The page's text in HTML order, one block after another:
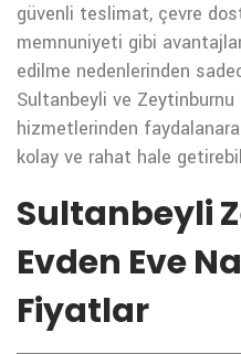
güvenli teslimat, çevre
memnuniyeti gibi
edilme nedenlerinden
Sultanbeyli ve Zeytinburnu
hizmetlerinden
kolay ve rahat hale
Sultanbeyli
Evden Eve
Fiyatlar